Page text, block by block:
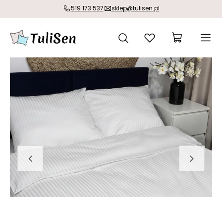
519 173 537 sklep@tulisen.pl